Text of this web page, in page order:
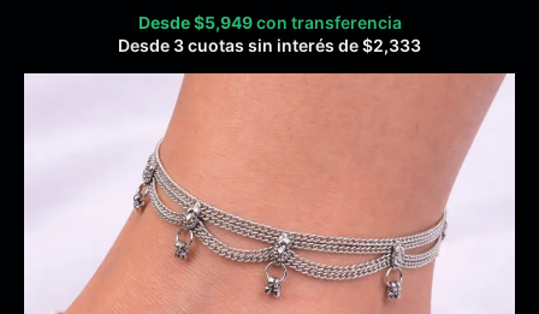
Desde$5,949 con transferencia
Desde 3 cuotas sin interés de$2,333